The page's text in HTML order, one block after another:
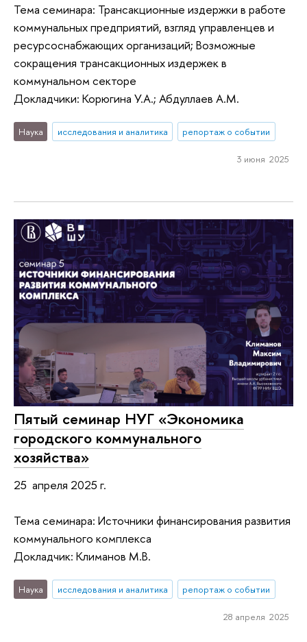
Тема семинара: Трансакционные издержки в работе
коммунальных предприятий, взгляд управленцев и
ресурсоснабжающих организаций; Возможные
сокращения трансакционных издержек в
коммунальном секторе
Докладчики: Корюгина У.А.; Абдуллаев А.М.
Наука исследования и аналитика репортаж о событии
3 июня 2025
Пятый семинар НУГ «Экономика
городского коммунального
хозяйства»
25 апреля 2025 г.
Тема семинара: Источники финансирования развития
коммунального комплекса
Докладчик: Климанов М.В.
Наука исследования и аналитика репортаж о событии
28 апреля 2025